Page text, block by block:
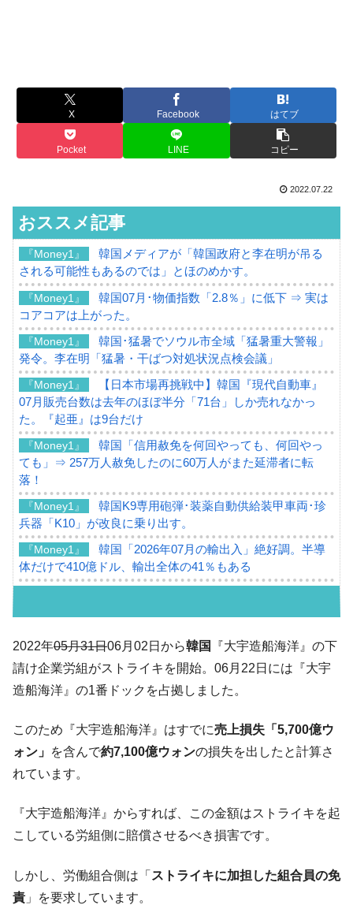
X Facebook はてブ
Pocket LINE コピー
2022.07.22
おススメ記事
『Money1』
韓国メディアが「韓国政府と李在明が吊る
される可能性もあるのでは」とほのめかす。
『Money1』
韓国07月･物価指数「2.8％」に低下 ⇒ 実は
コアコアは上がった。
『Money1』
韓国･猛暑でソウル市全域「猛暑重大警報」
発令。李在明「猛暑・干ばつ対処状況点検会議」
『Money1』
【日本市場再挑戦中】韓国『現代自動車』
07月販売台数は去年のほぼ半分「71台」しか売れなかっ
た。『起亜』は9台だけ
『Money1』
韓国「信用赦免を何回やっても、何回やっ
ても」⇒ 257万人赦免したのに60万人がまた延滞者に転
落！
『Money1』
韓国K9専用砲弾･装薬自動供給装甲車両･珍
兵器「K10」が改良に乗り出す。
『Money1』
韓国「2026年07月の輸出入」絶好調。半導
体だけで410億ドル、輸出全体の41％もある
【韓国の外貨準備】2026年07月は4,279億ド
ル。外平債の発行「19.4億ドル」
ーにウソのデータを入力したのは明白だ」
『Money1』
韓国･李在明さっそく不動産対策で浅薄な発
『Money1』
だ。
『Money1』
『韓国銀行』が「金の保有量を増やしま
す」⇒「金を経由するドル入手」手段ではないのか？
ル」まで拡大 ⇒ 海外資金の動きに強く左右される状態
『Money1』
韓国･帰ってきた李在明。李在明を支持しな
2022年05月31日06月02日から韓国
『大宇造船海洋』の下
請け企業労組がストライキを開始。06月22日には『大宇
造船海洋』の1番ドックを占拠しました。
このため『大宇造船海洋』はすでに売上損失「5,700億ウ
ォン」 を含んで約7,100億ウォンの損失を出したと計算さ
れています。
『大宇造船海洋』からすれば、この金額はストライキを起
こしている労組側に賠償させるべき損害です。
しかし、労働組合側は「 ストライキに加担した組合員の免
責 」を要求しています。